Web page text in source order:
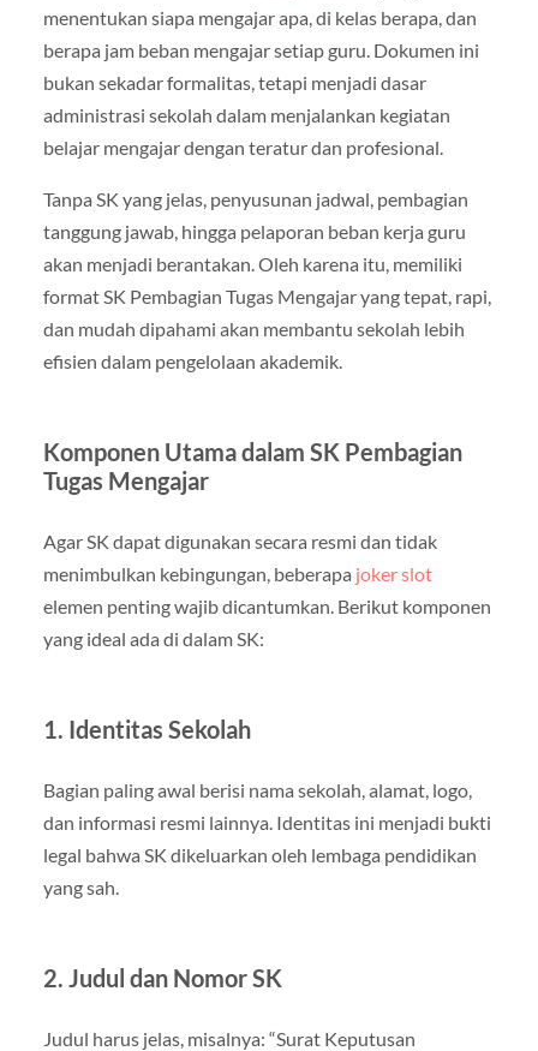
menentukan siapa mengajar apa, di kelas berapa, dan
berapa jam beban mengajar setiap guru. Dokumen ini
bukan sekadar formalitas, tetapi menjadi dasar
administrasi sekolah dalam menjalankan kegiatan
belajar mengajar dengan teratur dan profesional.
Tanpa SK yang jelas, penyusunan jadwal, pembagian
tanggung jawab, hingga pelaporan beban kerja guru
akan menjadi berantakan. Oleh karena itu, memiliki
format SK Pembagian Tugas Mengajar yang tepat, rapi,
dan mudah dipahami akan membantu sekolah lebih
efisien dalam pengelolaan akademik.
Komponen Utama dalam SK Pembagian
Tugas Mengajar
Agar SK dapat digunakan secara resmi dan tidak
menimbulkan kebingungan, beberapa joker slot
elemen penting wajib dicantumkan. Berikut komponen
yang ideal ada di dalam SK:
1. Identitas Sekolah
Bagian paling awal berisi nama sekolah, alamat, logo,
dan informasi resmi lainnya. Identitas ini menjadi bukti
legal bahwa SK dikeluarkan oleh lembaga pendidikan
yang sah.
2. Judul dan Nomor SK
Judul harus jelas, misalnya: “Surat Keputusan